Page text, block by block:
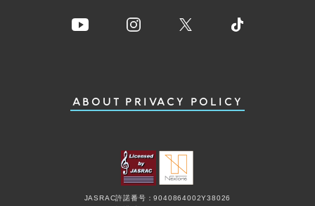
ABOUT PRIVACY POLICY
JASRAC許諾番号：9040864002Y38026